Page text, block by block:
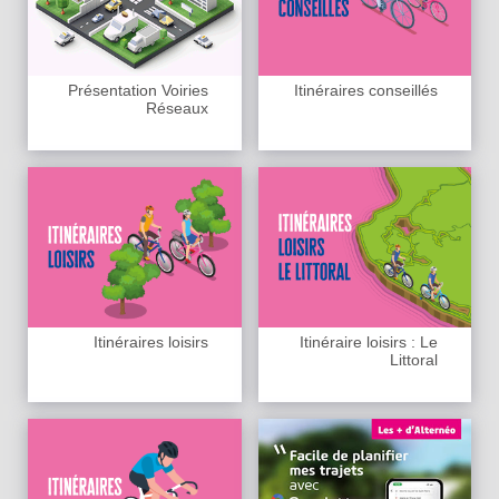
Présentation Voiries
Réseaux
Itinéraires conseillés
Itinéraires loisirs
Itinéraire loisirs : Le
Littoral